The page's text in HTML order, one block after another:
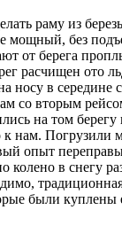
раму из
без
от берега
расчищен ото
в середине
со вторым
на том
нам.
опыт
в снегу
были